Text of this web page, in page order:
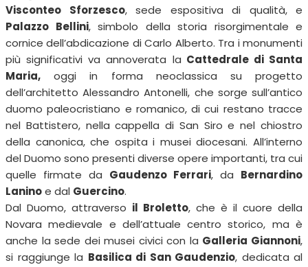
Visconteo Sforzesco, sede espositiva di qualità, e
Palazzo Bellini, simbolo della storia risorgimentale e
cornice dell’abdicazione di Carlo Alberto. Tra i monumenti
più significativi va annoverata la Cattedrale di Santa
Maria, oggi in forma neoclassica su progetto
dell’architetto Alessandro Antonelli, che sorge sull’antico
duomo paleocristiano e romanico, di cui restano tracce
nel Battistero, nella cappella di San Siro e nel chiostro
della canonica, che ospita i musei diocesani. All’interno
del Duomo sono presenti diverse opere importanti, tra cui
quelle firmate da Gaudenzo Ferrari, da Bernardino
Laninoe dal Guercino.
Dal Duomo, attraverso il Broletto, che è il cuore della
Novara medievale e dell’attuale centro storico, ma è
anche la sede dei musei civici con la Galleria Giannoni,
si raggiunge la Basilica di San Gaudenzio, dedicata al